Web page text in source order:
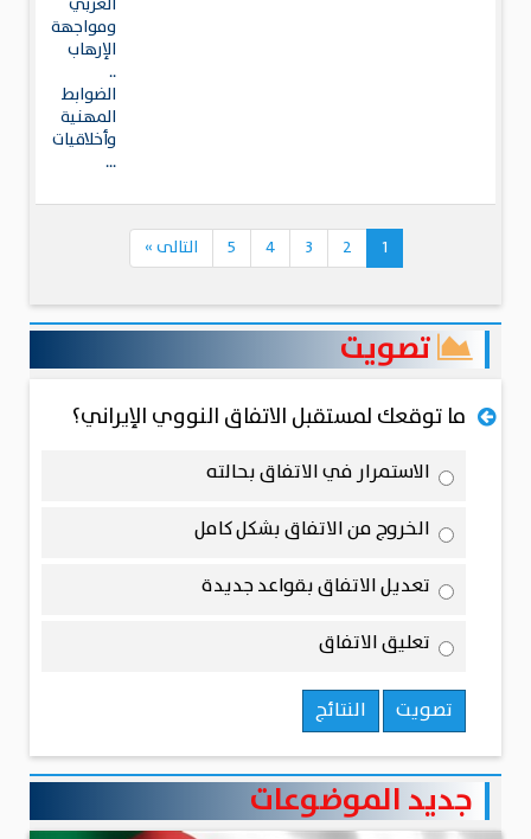
ومواجهة
الإرهاب
..
الضوابط
المهنية
وأخلاقيات
...
1
2
3
4
5 التالى»
تصويت
ما توقعك لمستقبل الاتفاق النووي الإيراني؟
الاستمرار في الاتفاق بحالته
الخروج من الاتفاق بشكل كامل
تعديل الاتفاق بقواعد جديدة
تعليق الاتفاق
تصويت النتائج
جديد الموضوعات